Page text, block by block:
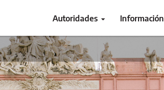
Autoridades Información